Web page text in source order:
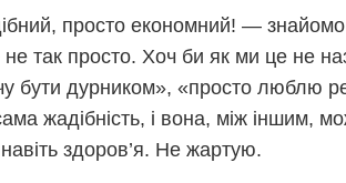
просто економний! — знайомо
не так просто. Хоч би як ми це не
бути дурником», «просто люблю
жадібність, і вона, між іншим,
здоров’я. Не жартую.